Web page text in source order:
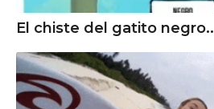
El chiste del gatito negro..